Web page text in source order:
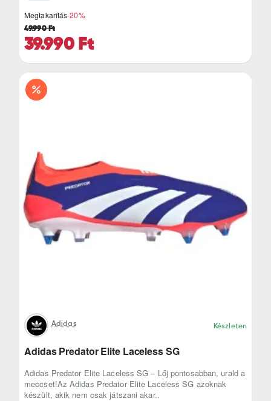
Megtakarítás-20%
39.990 Ft
49.990 Ft
Adidas Készleten
Adidas Predator Elite Laceless SG
Adidas Predator Elite Laceless SG – Lőj pontosabban, urald a
meccset!Az Adidas Predator Elite Laceless SG azoknak
készült, akik nem csak játszani akar..